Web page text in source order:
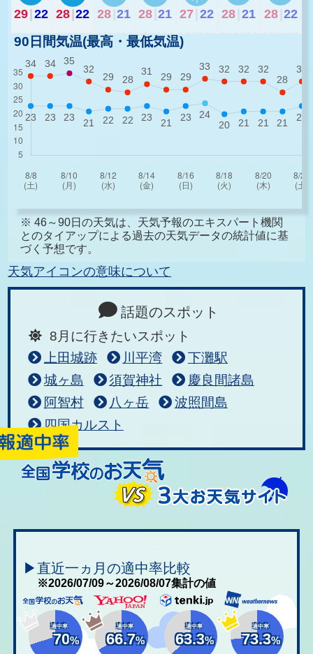
29|22 28|22 28 21 28 21 27 22 28 21 28 22
90日間気温(最高・最低気温)
※ 46～90日の天気は、天気予報のエキスパート機関
とのタイアップによる過去の天気データの統計値に基
づく予想です。
天気アイコンの意味について
話題のスポット
8月に行きたいスポット
上田城跡
川平湾
下灘駅
城ヶ島
須賀神社
慶良間諸島
阿智村
八ヶ岳
波照間島
四国カルスト
▶直近一ヵ月の適中率比較
※2026/07/09～2026/08/07集計の値
適中率
70%
適中率
66.7%
適中率
63.3%
適中率
73.3%